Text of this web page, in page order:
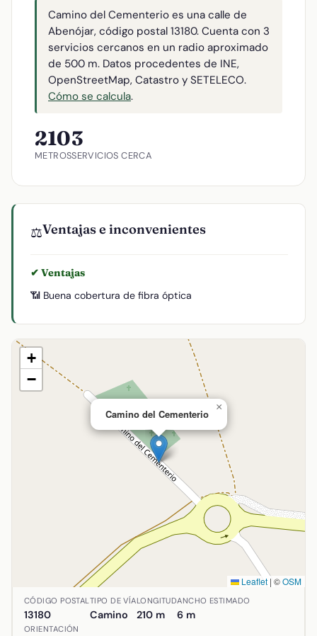
Camino del Cementerio es una calle de
Abenójar, código postal 13180. Cuenta con 3
servicios cercanos en un radio aproximado
de 500 m. Datos procedentes de INE,
OpenStreetMap, Catastro y SETELECO.
Cómo se calcula.
210
METROS
3
SERVICIOS CERCA
⚖️Ventajas e inconvenientes
✔ Ventajas
📶 Buena cobertura de fibra óptica
Camino del Cementerio
×
+
−
Leaflet | ©OSM
Ubicación de Camino del Cementerio en Abenójar,
CÓDIGO POSTAL
13180
TIPO DE VÍA
Camino
LONGITUD
210 m
ANCHO ESTIMADO
6 m
ORIENTACIÓN